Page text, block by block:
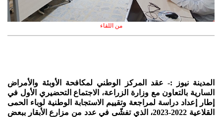
من اللقاء
المدينة نيوز :- عقد المركز الوطني لمكافحة الأوبئة والأمراض
السارية بالتعاون مع وزارة الزراعة، الاجتماع التحضيري الأول في
إطار إعداد دراسة لمراجعة وتقييم الاستجابة الوطنية لوباء الحمى
القلاعية 2022-2023، الذي تفشّى في عدد من مزارع الأبقار ببعض